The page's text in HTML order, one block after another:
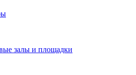
залы и площадки